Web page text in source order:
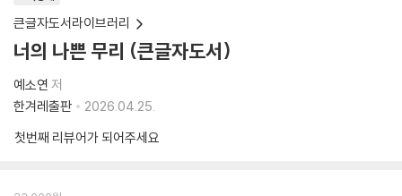
큰글자도서라이브러리
너의 나쁜 무리 (큰글자도서)
예소연 저
한겨레출판
2026.04.25.
첫번째 리뷰어가 되어주세요